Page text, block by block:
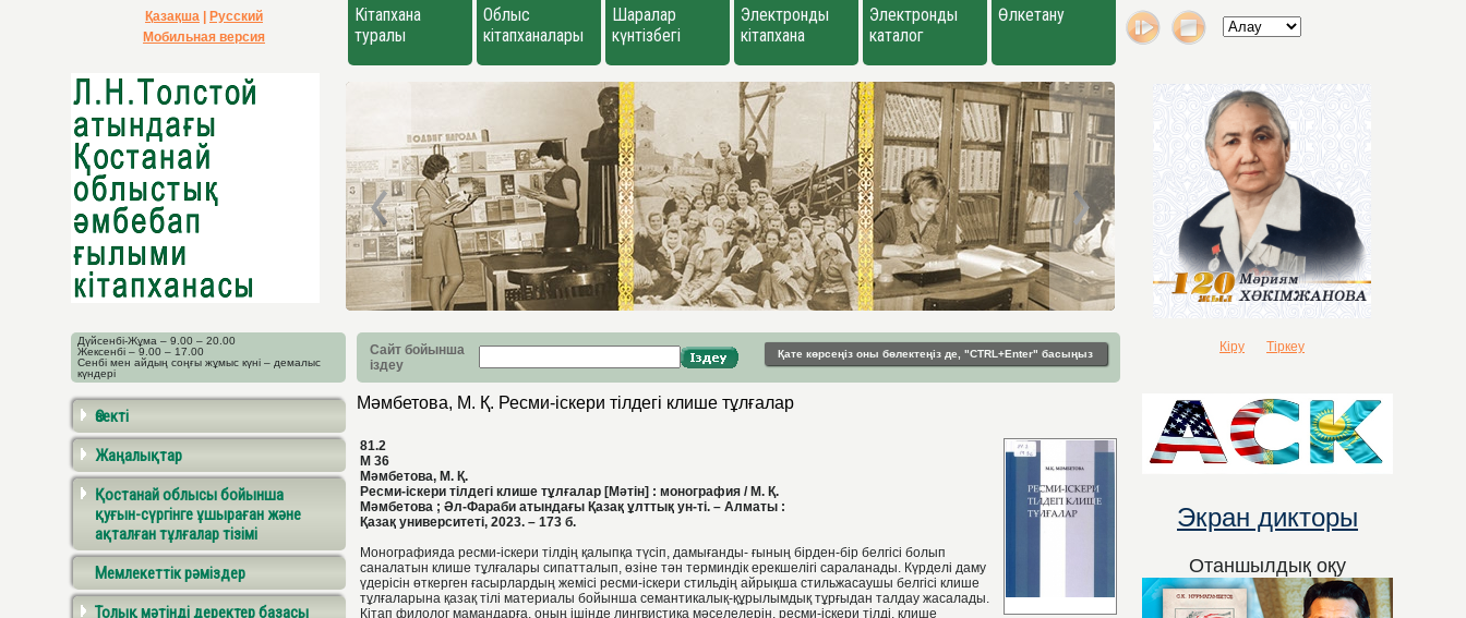
Қазақша
Русский
Мобильная версия
Кітапхана
туралы
Облыс
кітапханалары
Шаралар
күнтізбегі
Электронды
кітапхана
Электронды
каталог
Өлкетану
Дүйсенбі-Жұма – 9.00 – 20.00
Жексенбі – 9.00 – 17.00
Сенбі мен айдың соңғы жұмыс күні – демалыс
күндері
Сайт бойынша
іздеу
Қате көрсеңіз оны бөлектеңіз де, "CTRL+Enter" басыңыз Кіру Тіркеу
Өзекті
Жаңалықтар
Қостанай облысы бойынша
қуғын-сүргінге ұшыраған және
ақталған тұлғалар тізімі
Мемлекеттік рәміздер
Толық мәтінді деректер базасы
Мәмбетова, М. Қ. Ресми-іскери тілдегі клише тұлғалар
81.2
М 36
Мәмбетова, М. Қ.
Ресми-іскери тілдегі клише тұлғалар [Мәтін] : монография / М. Қ.
Мәмбетова ; Әл-Фараби атындағы Қазақ ұлттық ун-ті. – Алматы :
Қазақ университеті, 2023. – 173 б.
Монографияда ресми-іскери тілдің қалыпқа түсіп, дамығанды- ғының бірден-бір белгісі болып
саналатын клише тұлғалары сипатталып, өзіне тән терминдік ерекшелігі сараланады. Күрделі даму
үдерісін өткерген ғасырлардың жемісі ресми-іскери стильдің айрықша стильжасаушы белгісі клише
тұлғаларына қазақ тілі материалы бойынша семантикалық-құрылымдық тұрғыдан талдау жасалады.
Кітап филолог мамандарға, оның ішінде лингвистика мәселелерін, ресми-іскери тілді, клише
Экран дикторы
Отаншылдық оқу